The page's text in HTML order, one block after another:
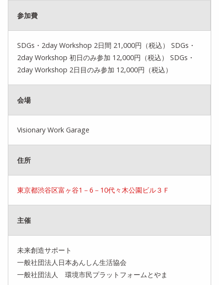
参加費
SDGs・2day Workshop 2日間 21,000円（税込） SDGs・
2day Workshop 初日のみ参加 12,000円（税込） SDGs・
2day Workshop 2日目のみ参加 12,000円（税込）
会場
Visionary Work Garage
住所
東京都渋谷区富ヶ谷1－6－10代々木公園ビル３Ｆ
主催
未来創造サポート
一般社団法人日本あんしん生活協会
一般社団法人 環境市民プラットフォームとやま